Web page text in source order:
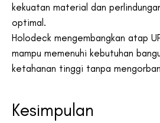
kekuatan material dan
optimal.
Holodeck mengembangkan atap
mampu memenuhi kebutuhan
ketahanan tinggi tanpa
Kesimpulan